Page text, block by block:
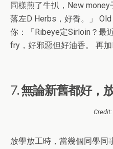
同樣煎了牛扒，New money
落左D Herbs，好香。」
你：「Ribeye定Sirloin？最
fry，好邪惡但好油香。 再
7. 無論新舊都好，
放學放工時，當幾個同學同